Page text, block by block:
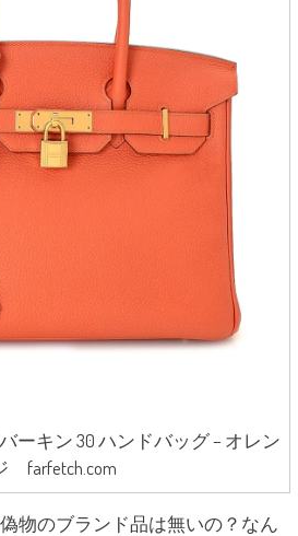
ーキン 30 ハンドバッグ – オレン
farfetch.com
偽物のブランド品は無いの？なん